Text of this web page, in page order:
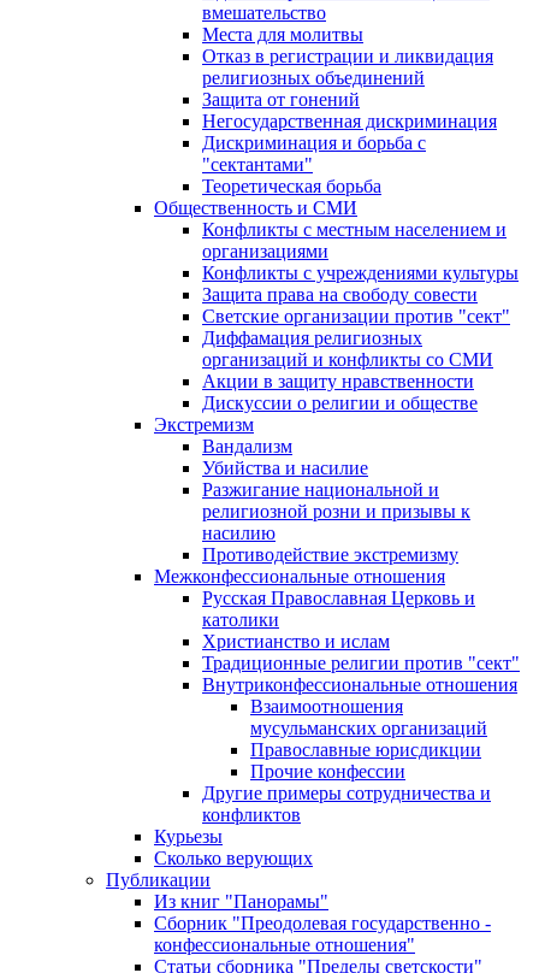
вмешательство
Места для молитвы
Отказ в регистрации и ликвидация
религиозных объединений
Защита от гонений
Негосударственная дискриминация
Дискриминация и борьба с
"сектантами"
Теоретическая борьба
Общественность и СМИ
Конфликты с местным населением и
организациями
Конфликты с учреждениями культуры
Защита права на свободу совести
Светские организации против "сект"
Диффамация религиозных
организаций и конфликты со СМИ
Акции в защиту нравственности
Дискуссии о религии и обществе
Экстремизм
Вандализм
Убийства и насилие
Разжигание национальной и
религиозной розни и призывы к
насилию
Противодействие экстремизму
Межконфессиональные отношения
Русская Православная Церковь и
католики
Христианство и ислам
Традиционные религии против "сект"
Внутриконфессиональные отношения
Взаимоотношения
мусульманских организаций
Православные юрисдикции
Прочие конфессии
Другие примеры сотрудничества и
конфликтов
Курьезы
Сколько верующих
Публикации
Из книг "Панорамы"
Сборник "Преодолевая государственно -
конфессиональные отношения"
Статьи сборника "Пределы светскости"